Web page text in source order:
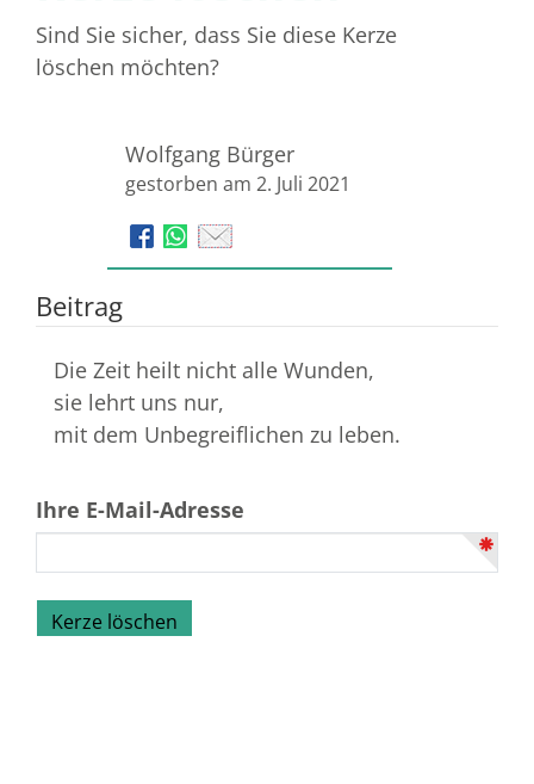
Sind Sie sicher, dass Sie diese Kerze
löschen möchten?
Wolfgang Bürger
gestorben am 2. Juli 2021
Beitrag
Die Zeit heilt nicht alle Wunden,
sie lehrt uns nur,
mit dem Unbegreiflichen zu leben.
Ihre E-Mail-Adresse